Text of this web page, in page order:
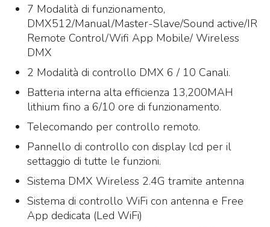
7 Modalità di funzionamento,
DMX512/Manual/Master-Slave/Sound active/IR
Remote Control/Wifi App Mobile/ Wireless
DMX
2 Modalità di controllo DMX 6 / 10 Canali.
Batteria interna alta efficienza 13,200MAH
lithium fino a 6/10 ore di funzionamento.
Telecomando per controllo remoto.
Pannello di controllo con display lcd per il
settaggio di tutte le funzioni.
Sistema DMX Wireless 2.4G tramite antenna
Sistema di controllo WiFi con antenna e Free
App dedicata (Led WiFi)